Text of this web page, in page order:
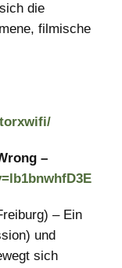
die
filmische
–
– Ein
und
sich